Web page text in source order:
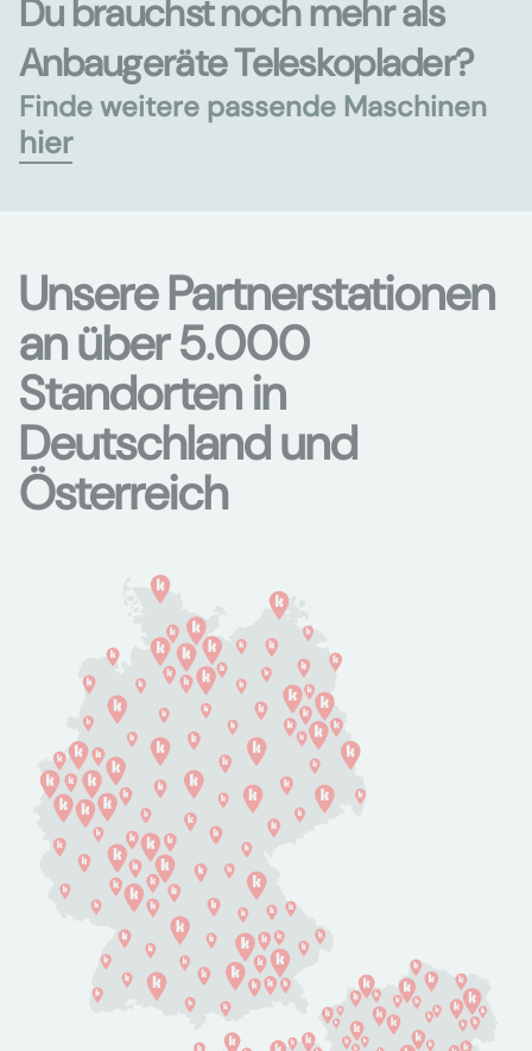
Du brauchst noch mehr als
Anbaugeräte Teleskoplader?
Finde weitere passende Maschinen
hier
Unsere Partnerstationen
an über 5.000
Standorten in
Deutschland und
Österreich